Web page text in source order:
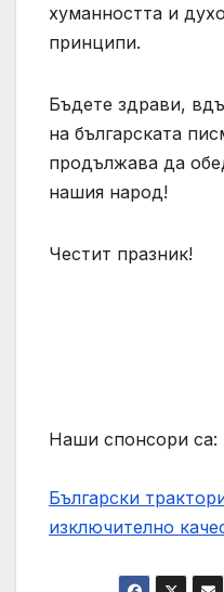
хуманността и
принципи.
Бъдете здрави,
на българската
продължава да
нашия народ!
Честит празник!
Наши спонсори са:
Български
изключително